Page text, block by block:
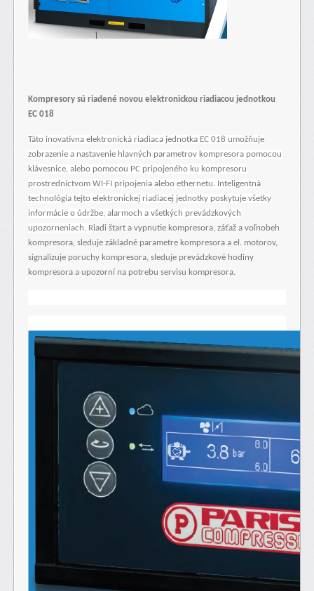
Kompresory sú riadené novou elektronickou riadiacou jednotkou
EC 018
Táto inovatívna elektronická riadiaca jednotka EC 018 umožňuje
zobrazenie a nastavenie hlavných parametrov kompresora pomocou
klávesnice, alebo pomocou PC pripojeného ku kompresoru
prostredníctvom WI-FI pripojenia alebo ethernetu. Inteligentná
technológia tejto elektronickej riadiacej jednotky poskytuje všetky
informácie o údržbe, alarmoch a všetkých prevádzkových
upozorneniach. Riadi štart a vypnutie kompresora, záťaž a voľnobeh
kompresora, sleduje základné parametre kompresora a el. motorov,
signalizuje poruchy kompresora, sleduje prevádzkové hodiny
kompresora a upozorní na potrebu servisu kompresora.